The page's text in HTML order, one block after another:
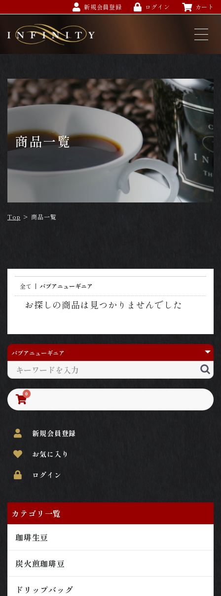
新規会員登録 ログイン カート
商品一覧
Top > 商品一覧
0
新規会員登録
お気に入り
ログイン
カテゴリ一覧
珈琲生豆
炭火煎珈琲豆
ドリップバッグ
全て | パプアニューギニア
お探しの商品は見つかりませんでした